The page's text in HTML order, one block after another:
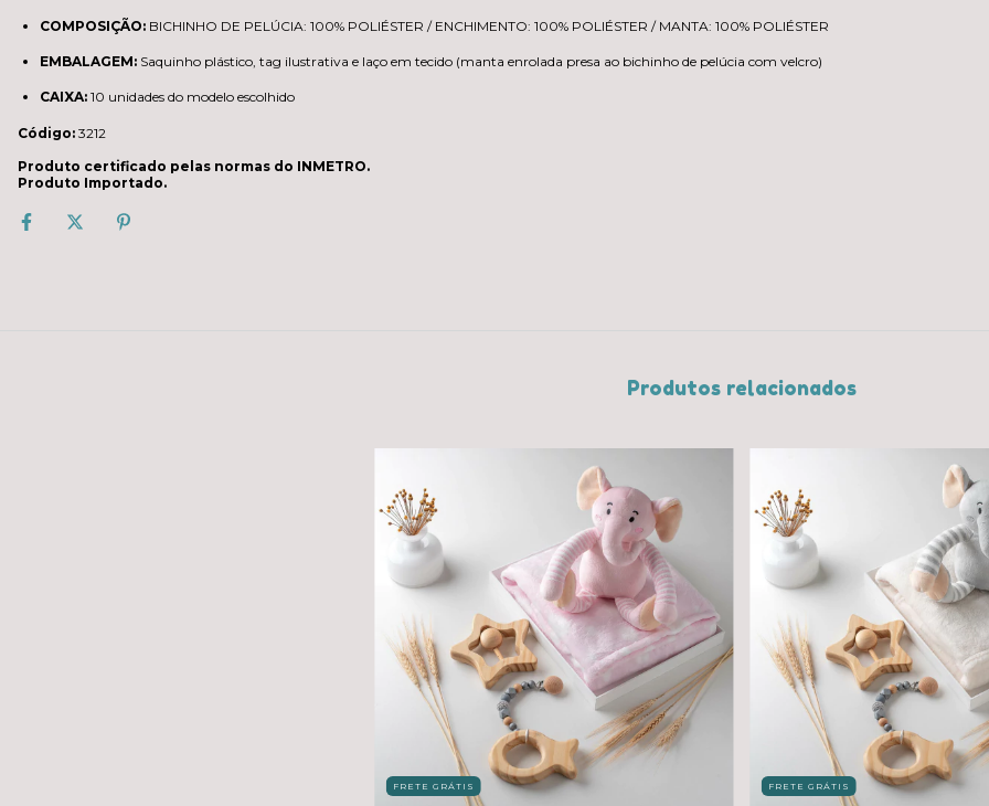
COMPOSIÇÃO: BICHINHO DE PELÚCIA: 100% POLIÉSTER / ENCHIMENTO: 100% POLIÉSTER / MANTA: 100% POLIÉSTER
EMBALAGEM: Saquinho plástico, tag ilustrativa e laço em tecido (manta enrolada presa ao bichinho de pelúcia com velcro)
CAIXA: 10 unidades do modelo escolhido
Código: 3212
Produto certificado pelas normas do INMETRO.
Produto Importado.
Produtos relacionados
FRETE GRÁTIS FRETE GRÁTIS